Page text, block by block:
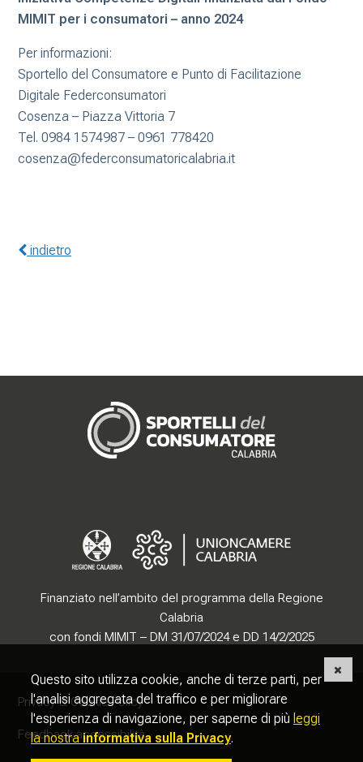
MIMIT per i consumatori – anno 2024
Per informazioni:
Sportello del Consumatore e Punto di Facilitazione
Digitale Federconsumatori
Cosenza – Piazza Vittoria 7
Tel. 0984 1574987 – 0961 778420
cosenza@federconsumatoricalabria.it
indietro
Finanziato nell’ambito del programma della Regione
Calabria
con fondi MIMIT – DM 31/07/2024 e DD 14/2/2025
Sezione Link Utili
torna al menu di scelta rapida
Privacy & Cookie Policy
Feedback accessibilità
Questo sito utilizza cookie, anche di terze parti, per
l'analisi aggregata del traffico e per migliorare
l'esperienza di navigazione, per saperne di più leggi
la nostrainformativa sulla Privacy.